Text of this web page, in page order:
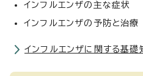
インフルエンザの主な症状
インフルエンザの予防と治
インフルエンザに関する基礎